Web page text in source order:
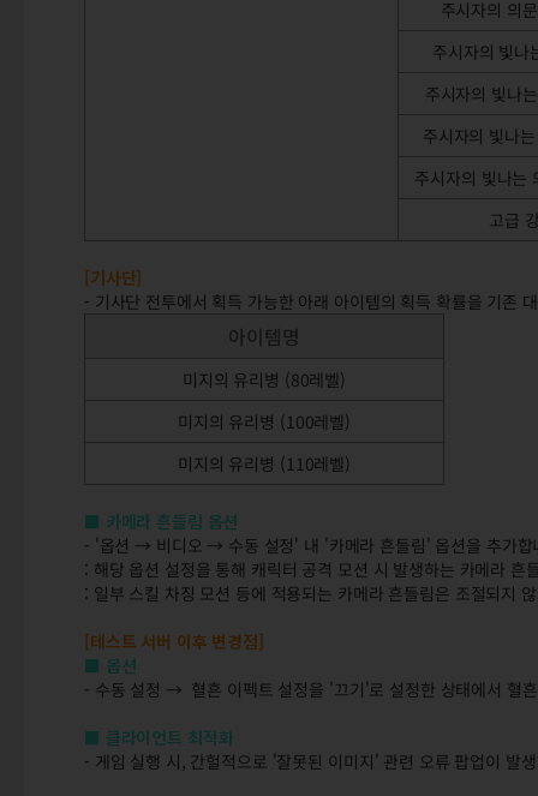
주시자의 의
주시자의 빛나
주시자의 빛나
주시자의 빛나
주시자의 빛나는
고급
[기사단]
- 기사단 전투에서 획득 가능한 아래 아이템의 획득 확률을 기존
아이템명
미지의 유리병 (80레벨)
미지의 유리병 (100레벨)
미지의 유리병 (110레벨)
■ 카메라 흔들림 옵션
- '옵션 → 비디오 → 수동 설정' 내 '카메라 흔들림' 옵션을 추가합
: 해당 옵션 설정을 통해 캐릭터 공격 모션 시 발생하는 카메라 흔
: 일부 스킬 차징 모션 등에 적용되는 카메라 흔들림은 조절되지
[테스트 서버 이후 변경점]
■ 옵션
- 수동 설정 → 혈흔 이펙트 설정을 '끄기'로 설정한 상태에서 혈
■ 클라이언트 최적화
- 게임 실행 시, 간헐적으로 '잘못된 이미지' 관련 오류 팝업이 발